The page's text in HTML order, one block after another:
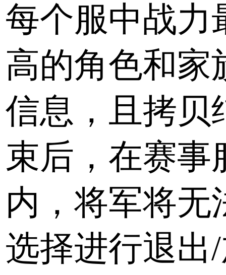
每个服中战力
高的角色和家
信息，且拷贝
束后，在赛事
内，将军将无
选择进行退出